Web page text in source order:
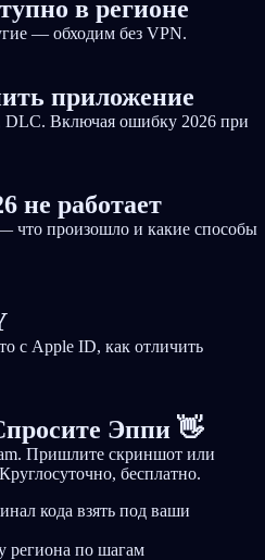
в регионе
— обходим без VPN.
приложение
Включая ошибку 2026 при
не работает
что произошло и какие способы
с Apple ID, как отличить
Эппи 👋
Пришлите скриншот или
бесплатно.
кода взять под ваши
региона по шагам